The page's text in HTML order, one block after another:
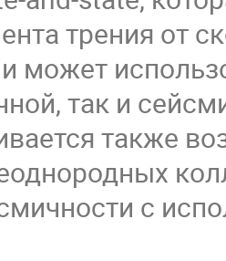
трения от
может
так и
также
с